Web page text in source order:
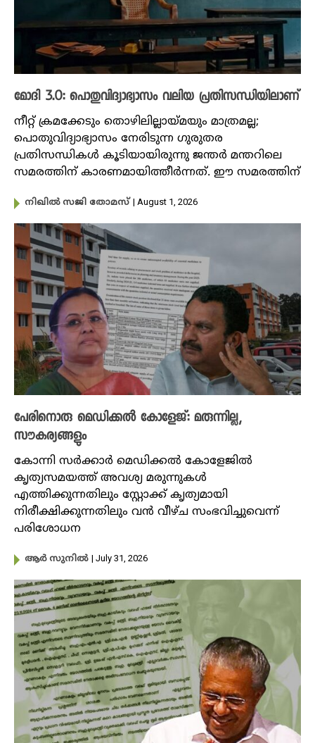
മോദി 3.0: പൊതുവിദ്യാഭ്യാസം വലിയ പ്രതിസന്ധിയിലാണ്
നീറ്റ് ക്രമക്കേടും തൊഴിലില്ലായ്മയും മാത്രമല്ല;
പൊതുവിദ്യാഭ്യാസം നേരിടുന്ന ഗുരുതര
പ്രതിസന്ധികൾ കൂടിയായിരുന്നു ജന്തർ മന്തറിലെ
സമരത്തിന് കാരണമായിത്തീർന്നത്. ഈ സമരത്തിന്
നിഖിൽ സജി തോമസ് | August 1, 2026
പേരിനൊരു മെഡിക്കൽ കോളേജ്: മരുന്നില്ല,
സൗകര്യങ്ങളും
കോന്നി സര്‍ക്കാര്‍ മെഡിക്കല്‍ കോളേജില്‍
കൃത്യസമയത്ത് അവശ്യ മരുന്നുകള്‍
എത്തിക്കുന്നതിലും സ്റ്റോക്ക് കൃത്യമായി
നിരീക്ഷിക്കുന്നതിലും വന്‍ വീഴ്ച സംഭവിച്ചുവെന്ന്
പരിശോധന
ആർ സുനിൽ | July 31, 2026